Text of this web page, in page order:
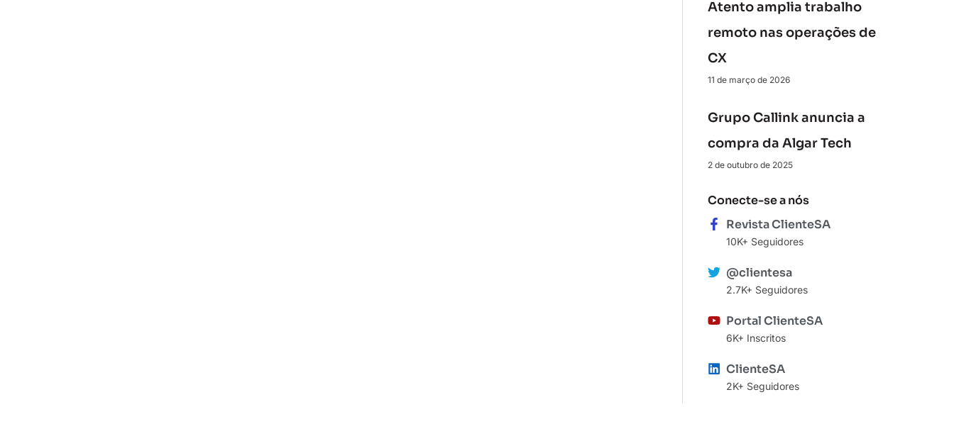
Atento amplia trabalho
remoto nas operações de
CX
11 de março de 2026
Grupo Callink anuncia a
compra da Algar Tech
2 de outubro de 2025
Conecte-se a nós
Revista ClienteSA
10K+ Seguidores
@clientesa
2.7K+ Seguidores
Portal ClienteSA
6K+ Inscritos
ClienteSA
2K+ Seguidores